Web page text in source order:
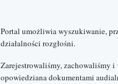
Portal umożliwia wyszukiwanie,
działalności rozgłośni.
Zarejestrowaliśmy, zachowaliśmy
opowiedziana dokumentami